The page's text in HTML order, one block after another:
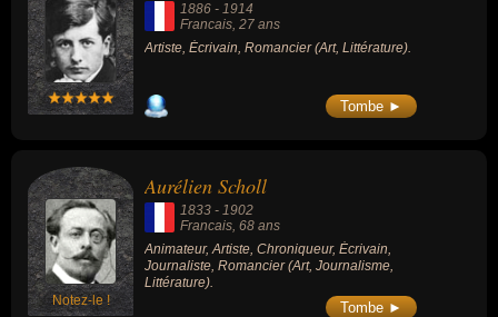
1886 - 1914
Francais, 27 ans
Artiste, Écrivain, Romancier (Art, Littérature).
Tombe ►
Notez-le !
Aurélien Scholl
1833 - 1902
Francais , 68 ans
Animateur, Artiste, Chroniqueur, Écrivain,
Journaliste, Romancier (Art, Journalisme,
Littérature).
Tombe ►